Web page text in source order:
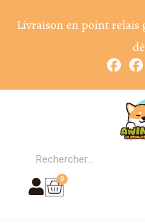
Livraison en point relais
0